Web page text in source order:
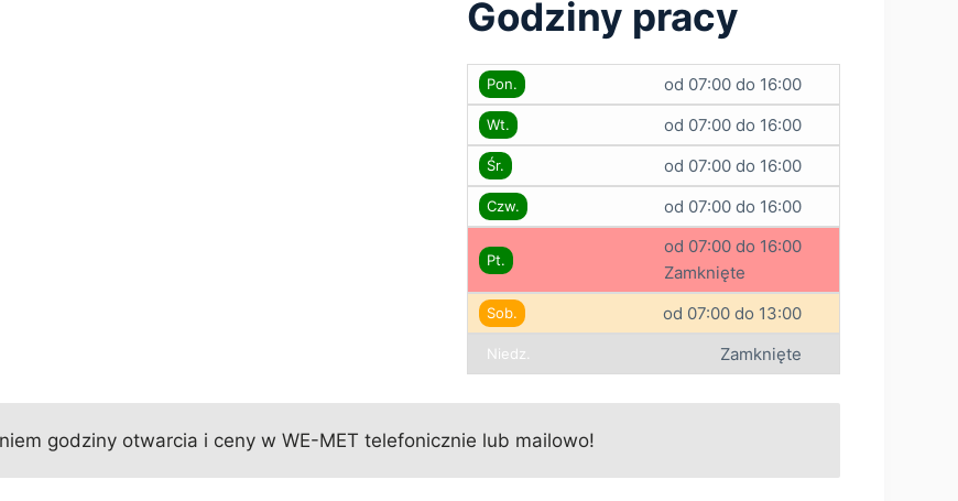
Godziny pracy
Pon. od 07:00 do 16:00
Wt. od 07:00 do 16:00
Śr. od 07:00 do 16:00
Czw. od 07:00 do 16:00
Pt.
od 07:00 do 16:00
Zamknięte
Sob. od 07:00 do 13:00
Niedz. Zamknięte
godziny otwarcia i ceny w WE-MET telefonicznie lub mailowo!